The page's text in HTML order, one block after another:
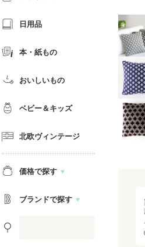
日用品
本・紙もの
おいしいもの
ベビー＆キッズ
北欧ヴィンテージ
価格で探す
ブランドで探す